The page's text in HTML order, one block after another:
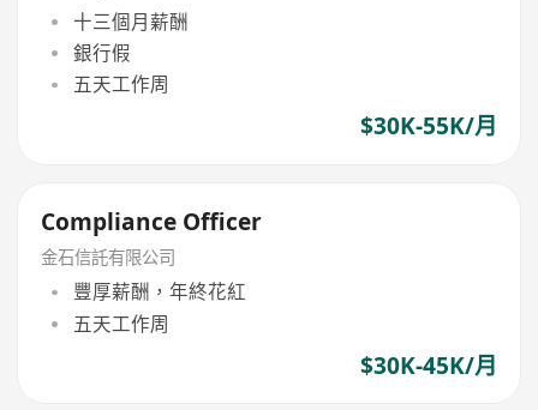
十三個月薪酬
銀行假
五天工作周
$30K-55K/月
Compliance Officer
金石信託有限公司
豐厚薪酬，年終花紅
五天工作周
$30K-45K/月